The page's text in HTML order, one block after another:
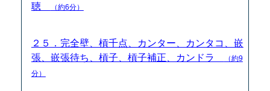
聴
（約6分）
２５．完全壁、槓千点、カンター、カンタコ、嵌
張、嵌張待ち、槓子、槓子補正、カンドラ
（約9
分）